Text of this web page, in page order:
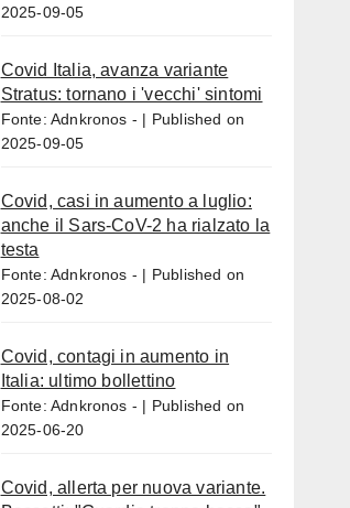
2025-09-05
Covid Italia, avanza variante
Stratus: tornano i 'vecchi' sintomi
Fonte: Adnkronos -
Published on
2025-09-05
Covid, casi in aumento a luglio:
anche il Sars-CoV-2 ha rialzato la
testa
Fonte: Adnkronos -
Published on
2025-08-02
Covid, contagi in aumento in
Italia: ultimo bollettino
Fonte: Adnkronos -
Published on
2025-06-20
Covid, allerta per nuova variante.